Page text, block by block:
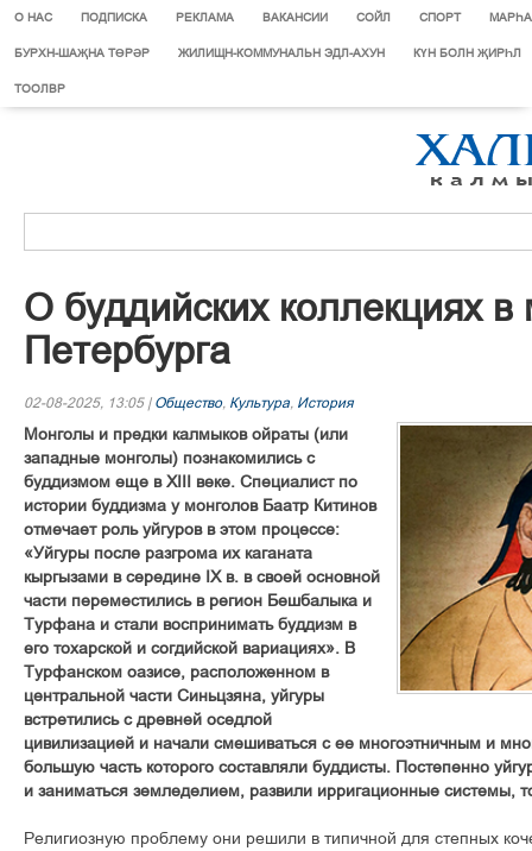
О НАС ПОДПИСКА РЕКЛАМА ВАКАНСИИ СОЙЛ СПОРТ
БУРХН-ШАҖНА ТӨРӘР ЖИЛИЩН-КОММУНАЛЬН ЭДЛ-АХУН КҮН БОЛН ҖИРҺЛ
ТООЛВР
О буддийских коллекциях в
Петербурга
02-08-2025, 13:05 | Общество, Культура, История
Монголы и предки калмыков ойраты (или
западные монголы) познакомились с
буддизмом еще в XIII веке. Специалист по
истории буддизма у монголов Баатр Китинов
отмечает роль уйгуров в этом процессе:
«Уйгуры после разгрома их каганата
кыргызами в середине IX в. в своей основной
части переместились в регион Бешбалыка и
Турфана и стали воспринимать буддизм в
его тохарской и согдийской вариациях». В
Турфанском оазисе, расположенном в
центральной части Синьцзяна, уйгуры
встретились с древней оседлой
цивилизацией и начали смешиваться с ее многоэтничным и
большую часть которого составляли буддисты. Постепенно
и заниматься земледелием, развили ирригационные системы,
Религиозную проблему они решили в типичной для степных